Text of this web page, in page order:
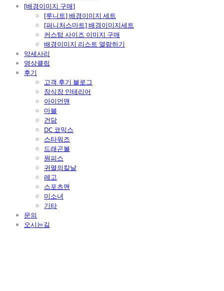
[배경이미지 구매]
[루니트] 배경이미지 세트
[퍼니처스마트] 배경이미지세트
커스텀 사이즈 이미지 구매
배경이미지 리스트 열람하기
악세사리
영상클립
후기
고객 후기 블로그
장식장 인테리어
아이언맨
마블
건담
DC 코믹스
스타워즈
드래곤볼
원피스
귀멸의칼날
레고
스포츠맨
미소녀
기타
문의
오시는길